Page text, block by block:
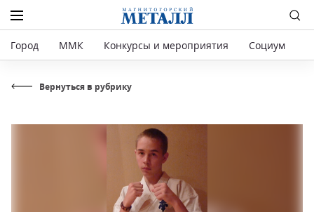
Город ММК Конкурсы и мероприятия Социум
Вернуться в рубрику